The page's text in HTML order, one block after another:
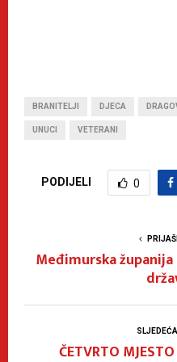
BRANITELJI DJECA
UNUCI VETERANI
PODIJELI 0
Međimurska
ČETVRTO